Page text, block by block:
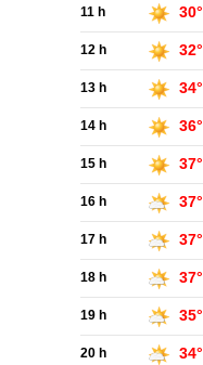
11 h 30°
12 h 32°
13 h 34°
14 h 36°
15 h 37°
16 h 37°
17 h 37°
18 h 37°
19 h 35°
20 h 34°